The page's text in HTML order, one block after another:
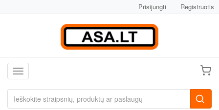
Prisijungti Registruotis
Toggle navigation